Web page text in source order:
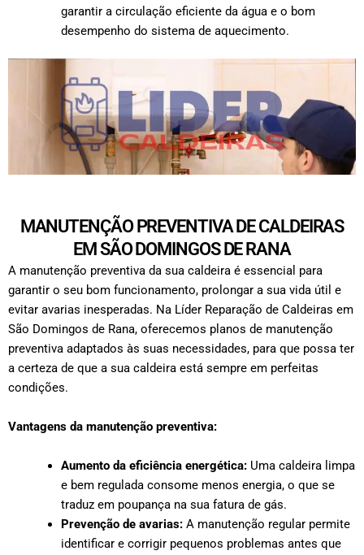
garantir a circulação eficiente da água e o bom
desempenho do sistema de aquecimento.
MANUTENÇÃO PREVENTIVA DE CALDEIRAS
EM SÃO DOMINGOS DE RANA
A manutenção preventiva da sua caldeira é essencial para
garantir o seu bom funcionamento, prolongar a sua vida útil e
evitar avarias inesperadas. Na Líder Reparação de Caldeiras em
São Domingos de Rana, oferecemos planos de manutenção
preventiva adaptados às suas necessidades, para que possa ter
a certeza de que a sua caldeira está sempre em perfeitas
condições.
Vantagens da manutenção preventiva:
Aumento da eficiência energética: Uma caldeira limpa
e bem regulada consome menos energia, o que se
traduz em poupança na sua fatura de gás.
Prevenção de avarias: A manutenção regular permite
identificar e corrigir pequenos problemas antes que